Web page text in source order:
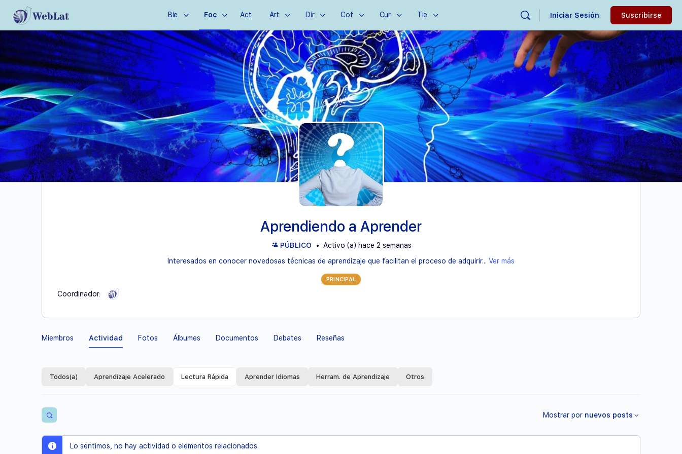
Bie Foc Act Art Dir Cof Cur Tie Iniciar Sesión Suscribirse
Aprendiendo a Aprender
PÚBLICO
Activo (a) hace 2 semanas
Interesados en conocer novedosas técnicas de aprendizaje que facilitan el proceso de adquirir... Ver más
PRINCIPAL
Coordinador:
Miembros Actividad Fotos Álbumes Documentos Debates Reseñas
Todos(a) Aprendizaje Acelerado Lectura Rápida Aprender Idiomas Herram. de Aprendizaje Otros
Abrir
filtros
de
Mostrar por nuevos posts
Lo sentimos, no hay actividad o elementos relacionados.